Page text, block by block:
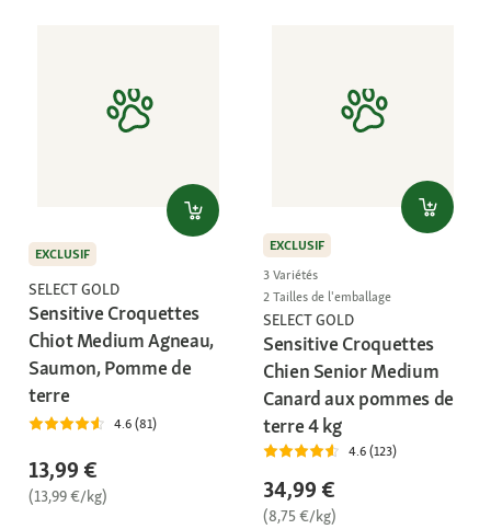
EXCLUSIF
SELECT GOLD
Sensitive Croquettes
Chiot Medium Agneau,
Saumon, Pomme de
terre
4.6 (81)
13,99 €
(13,99 €/kg)
EXCLUSIF
3 Variétés
2 Tailles de l'emballage
SELECT GOLD
Sensitive Croquettes
Chien Senior Medium
Canard aux pommes de
terre 4 kg
4.6 (123)
34,99 €
(8,75 €/kg)